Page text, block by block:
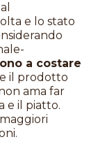
e lo stato
a costare
il prodotto
ama far
e il piatto.